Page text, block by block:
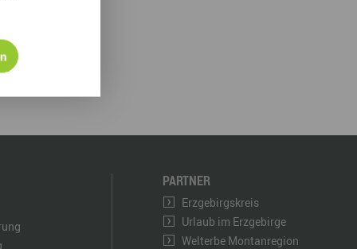
PARTNER
Erzgebirgskreis
Urlaub im Erzgebirge
Welterbe Montanregion